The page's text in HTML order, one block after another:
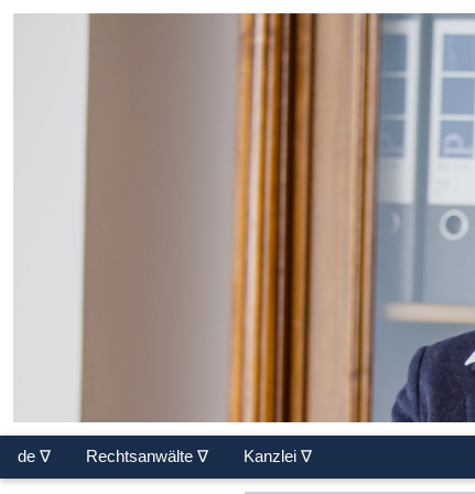
de ∇ Rechtsanwälte ∇ Kanzlei ∇